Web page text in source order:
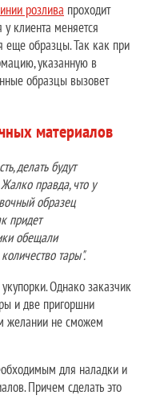
розлива проходит
клиента меняется
еще образцы. Так как при
указанную в
образцы вызовет
материалов
делать будут
правда, что у
образец
придет
обещали
тары".
Однако заказчик
и две пригоршни
желании не сможем
для наладки и
Причем сделать это